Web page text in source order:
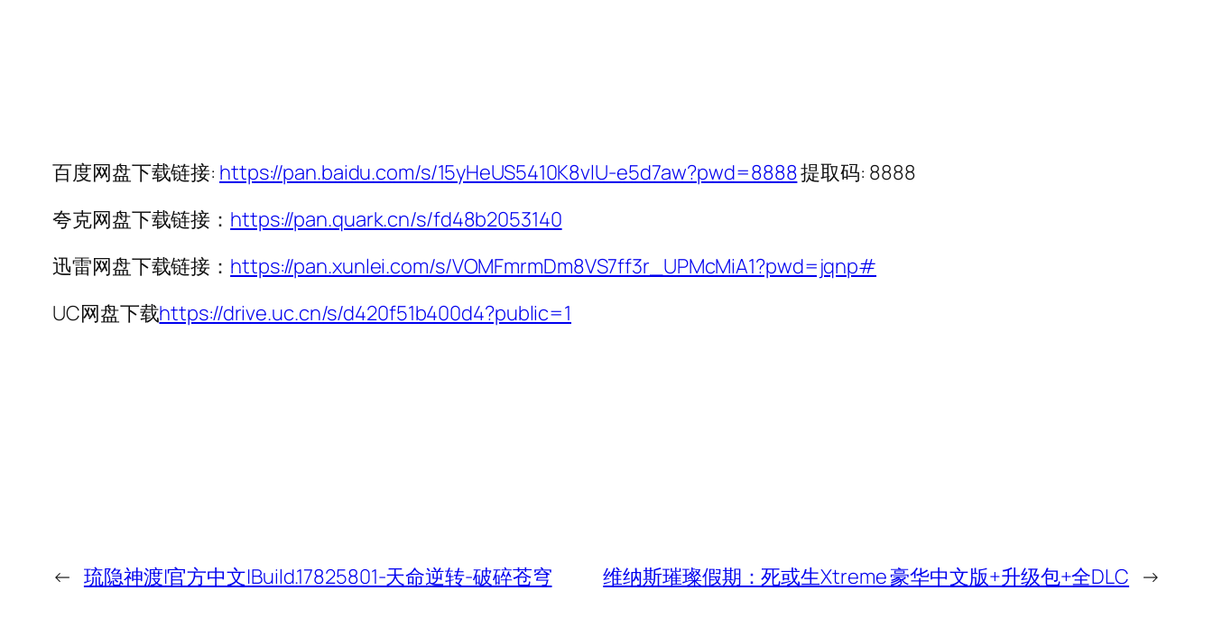
百度网盘下载链接: https://pan.baidu.com/s/15yHeUS5410K8vlU-e5d7aw?pwd=8888提取码: 8888
夸克网盘下载链接： https://pan.quark.cn/s/fd48b2053140
迅雷网盘下载链接： https://pan.xunlei.com/s/VOMFmrmDm8VS7ff3r_UPMcMiA1?pwd=jqnp#
UC网盘下载https://drive.uc.cn/s/d420f51b400d4?public=1
← 琉隐神渡|官方中文|Build.17825801-天命逆转-破碎苍穹 维纳斯璀璨假期：死或生Xtreme 豪华中文版+升级包+全DLC →